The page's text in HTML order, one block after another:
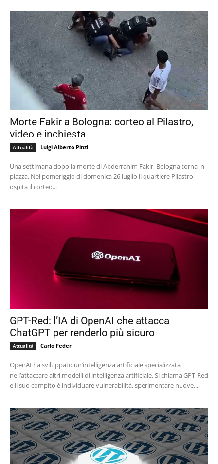
Morte Fakir a Bologna: corteo al Pilastro,
video e inchiesta
Attualità Luigi Alberto Pinzi
Una settimana dopo la morte di Abderrahim Fakir, Bologna torna in
piazza. Nel pomeriggio di domenica 26 luglio il quartiere Pilastro
ospita il corteo...
GPT-Red: l’IA di OpenAI che attacca
ChatGPT per renderlo più sicuro
Attualità Carlo Feder
OpenAI ha sviluppato un’intelligenza artificiale specializzata
nell’attaccare altri modelli di intelligenza artificiale. Si chiama GPT-Red
e il suo compito è individuare vulnerabilità, sperimentare nuove...